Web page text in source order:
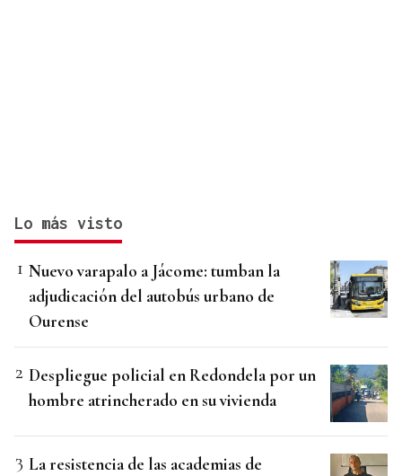
Lo más visto
Nuevo varapalo a Jácome: tumban la
adjudicación del autobús urbano de
Ourense
Despliegue policial en Redondela por un
hombre atrincherado en su vivienda
La resistencia de las academias de